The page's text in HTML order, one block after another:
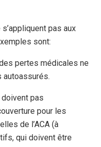
pas aux
sont:
pertes médicales ne
autoassurés.
pas
pour les
de l’ACA (à
qui doivent être